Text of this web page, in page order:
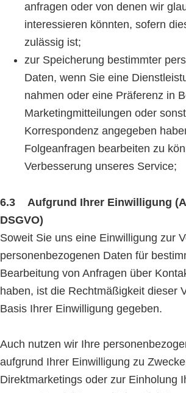
anfragen oder von denen wir
interessieren könnten, sofern
zulässig ist;
zur Speicherung bestimmter
Daten, wenn Sie eine
nahmen oder eine Präferenz in
Marketingmitteilungen oder
Korrespondenz angegeben
Folgeanfragen bearbeiten zu
Verbesserung unseres Service;
6.3 Aufgrund Ihrer Einwilligung
DSGVO)
Soweit Sie uns eine Einwilligung zur
personenbezogenen Daten für
Bearbeitung von Anfragen über
haben, ist die Rechtmäßigkeit dieser
Basis Ihrer Einwilligung gegeben.
Auch nutzen wir Ihre
aufgrund Ihrer Einwilligung zu
Direktmarketings oder zur Einholung